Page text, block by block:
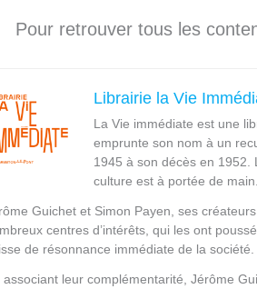
Pour retrouver tous les
Librairie la Vie
La Vie immédiate est une
emprunte son nom à un
1945 à son décès en 1952.
culture est à portée de main.
Guichet et Simon Payen, ses
centres d’intérêts, qui les ont
de résonnance immédiate de la société.
associant leur complémentarité, Jérôme